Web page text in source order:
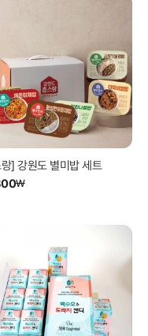
] 강원도 별미밥 세트
₩